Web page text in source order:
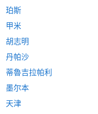
珀斯
甲米
胡志明
丹帕沙
蒂魯吉拉帕利
墨尔本
天津